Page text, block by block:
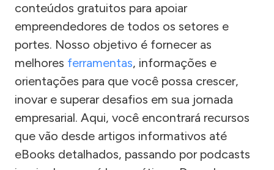
conteúdos gratuitos para apoiar
empreendedores de todos os setores e
portes. Nosso objetivo é fornecer as
melhores ferramentas, informações e
orientações para que você possa crescer,
inovar e superar desafios em sua jornada
empresarial. Aqui, você encontrará recursos
que vão desde artigos informativos até
eBooks detalhados, passando por podcasts